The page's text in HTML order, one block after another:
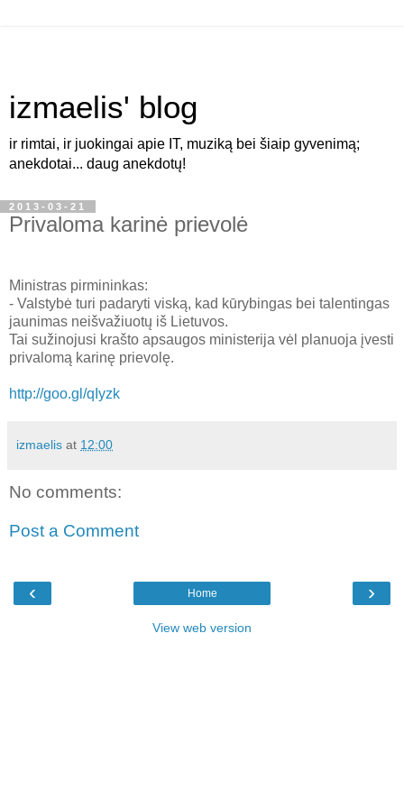
izmaelis' blog
ir rimtai, ir juokingai apie IT, muziką bei šiaip gyvenimą;
anekdotai... daug anekdotų!
2013-03-21
Privaloma karinė prievolė
Ministras pirmininkas:
- Valstybė turi padaryti viską, kad kūrybingas bei talentingas
jaunimas neišvažiuotų iš Lietuvos.
Tai sužinojusi krašto apsaugos ministerija vėl planuoja įvesti
privalomą karinę prievolę.
http://goo.gl/qIyzk
izmaelis at 12:00
No comments:
Post a Comment
‹ ›
Home
View web version